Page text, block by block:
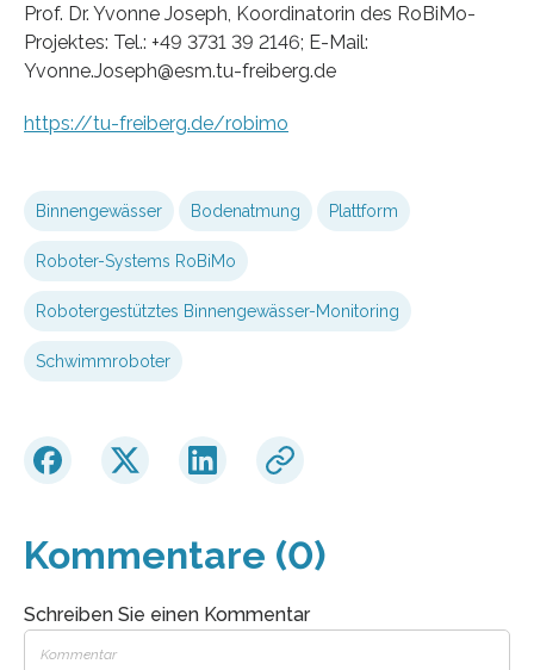
Prof. Dr. Yvonne Joseph, Koordinatorin des RoBiMo-
Projektes: Tel.: +49 3731 39 2146; E-Mail:
Yvonne.Joseph@esm.tu-freiberg.de
https://tu-freiberg.de/robimo
Binnengewässer Bodenatmung Plattform
Roboter-Systems RoBiMo
Robotergestütztes Binnengewässer-Monitoring
Schwimmroboter
Kommentare (0)
Schreiben Sie einen Kommentar